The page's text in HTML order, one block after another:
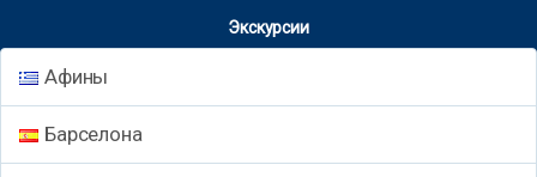
Экскурсии
Афины
Барселона